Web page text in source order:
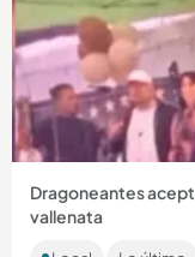
Dragoneantes
vallenata